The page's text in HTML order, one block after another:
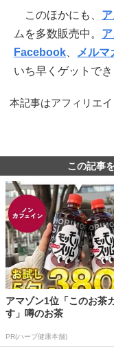
このほかにも、
ムを多数販売中。
Facebook
メルマ
いち早くゲットで
本記事はアフィリエ
この記事
アマゾン1位「このお茶
す」噂のお茶
PR(ハーブ健康本舗)